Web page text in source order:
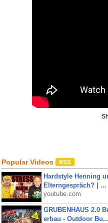
Popular Videos
Hardstyle Henning
Elterngespräch? | ...
youtube.com
GRUBENHAUS 2.0
erbau - Outdoor Bu...